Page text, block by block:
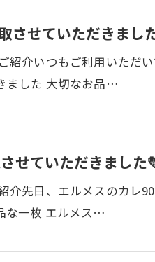
させていただきまし
介いつもご利用いただ
ました 大切なお品…
せていただきました
先日、エルメスのカレ
な一枚 エルメス…